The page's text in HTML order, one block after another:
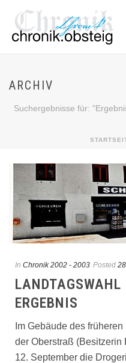
ARCHIV
Suchergebnisse für:
In Chronik 2002 - 2003 Posted
ERGEBNIS
Im Gebäude des
der Oberstraß (Besitzerin
12. September die